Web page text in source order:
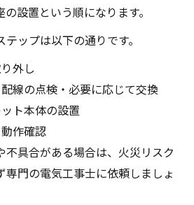
設置という順になります。
ップは以下の通りです。
外し
線の点検・必要に応じて交換
ト本体の設置
作確認
不具合がある場合は、火災リスク
専門の電気工事士に依頼しましょ